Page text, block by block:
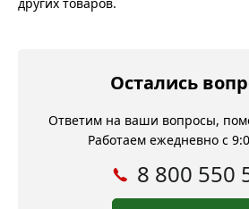
Остались
Ответим на ваши вопросы,
Работаем ежедневно с
8 800 550